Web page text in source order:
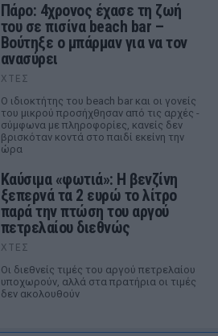
Πάρο: 4χρονος έχασε τη ζωή
του σε πισίνα beach bar –
Βούτηξε ο μπάρμαν για να τον
ανασύρει
ΧΤΕΣ
Ο ιδιοκτήτης του beach bar και οι γονείς
του μικρού προσήχθησαν από τις αρχές -
σύμφωνα με πληροφορίες, κανείς δεν
βρισκόταν κοντά στο παιδί εκείνη την
ώρα
Καύσιμα «φωτιά»: Η βενζίνη
ξεπερνά τα 2 ευρώ το λίτρο
παρά την πτώση του αργού
πετρελαίου διεθνώς
ΧΤΕΣ
Οι διεθνείς τιμές του αργού πετρελαίου
υποχωρούν, αλλά στα πρατήρια οι τιμές
δεν ακολουθούν